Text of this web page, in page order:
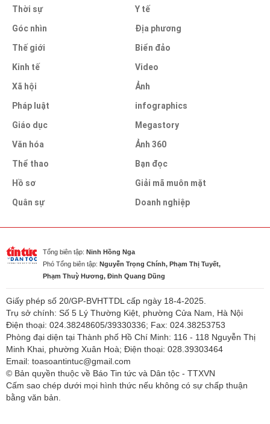
Thời sự
Góc nhìn
Thế giới
Kinh tế
Xã hội
Pháp luật
Giáo dục
Văn hóa
Thể thao
Hồ sơ
Quân sự
Y tế
Địa phương
Biển đảo
Video
Ảnh
infographics
Megastory
Ảnh 360
Bạn đọc
Giải mã muôn mặt
Doanh nghiệp
Tổng biên tập: Ninh Hồng Nga
Phó Tổng biên tập: Nguyễn Trọng Chính, Phạm Thị Tuyết,
Phạm Thuỳ Hương, Đinh Quang Dũng
Giấy phép số 20/GP-BVHTTDL cấp ngày 18-4-2025.
Trụ sở chính: Số 5 Lý Thường Kiệt, phường Cửa Nam, Hà Nội
Điện thoại: 024.38248605/39330336; Fax: 024.38253753
Phòng đại diện tại Thành phố Hồ Chí Minh: 116 - 118 Nguyễn Thị
Minh Khai, phường Xuân Hoà; Điện thoại: 028.39303464
Email: toasoantintuc@gmail.com
© Bản quyền thuộc về Báo Tin tức và Dân tộc - TTXVN
Cấm sao chép dưới mọi hình thức nếu không có sự chấp thuận
bằng văn bản.